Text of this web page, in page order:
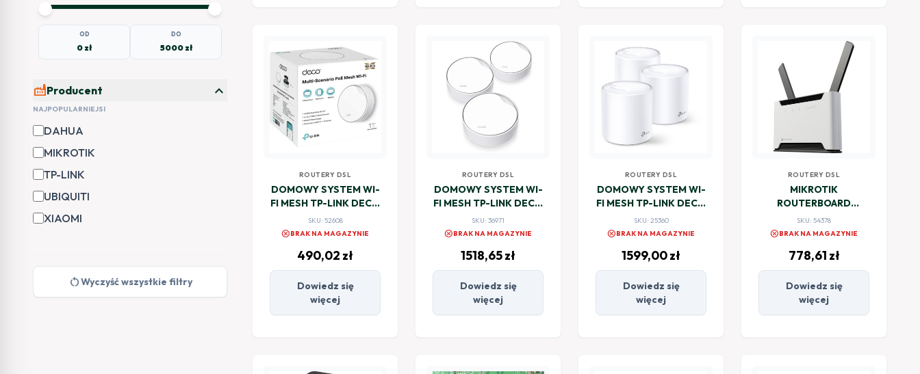
OD
0 zł
DO
5000 zł
factoryProducent expand_more
NAJPOPULARNIEJSI
DAHUA
MIKROTIK
TP-LINK
UBIQUITI
XIAOMI
restart_altWyczyść wszystkie filtry
ROUTERY DSL
DOMOWY SYSTEM WI-
FI MESH TP-LINK DECO
X50-POE
SKU: 52608
cancelBRAK NA MAGAZYNIE
490,02 zł
Dowiedz się
więcej
ROUTERY DSL
DOMOWY SYSTEM WI-
FI MESH TP-LINK DECO
X50-POE (3-PACK)
SKU: 36971
cancelBRAK NA MAGAZYNIE
1518,65zł
Dowiedz się
więcej
ROUTERY DSL
DOMOWY SYSTEM WI-
FI MESH TP-LINK DECO
X60 (3-PACK)
SKU: 25360
cancelBRAK NA MAGAZYNIE
1599,00zł
Dowiedz się
więcej
ROUTERY DSL
MIKROTIK
ROUTERBOARD
Chateau PRO ax Wi-Fi
6
SKU: 54378
cancelBRAK NA MAGAZYNIE
778,61 zł
Dowiedz się
więcej